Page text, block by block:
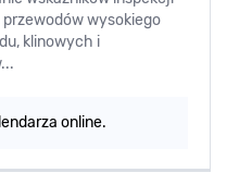
wysokiego
klinowych i
online.